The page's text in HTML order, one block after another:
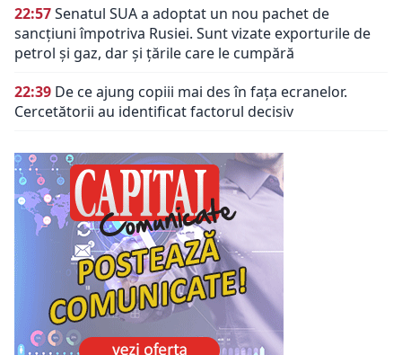
22:57Senatul SUA a adoptat un nou pachet de
sancțiuni împotriva Rusiei. Sunt vizate exporturile de
petrol și gaz, dar și țările care le cumpără
22:39 De ce ajung copiii mai des în fața ecranelor.
Cercetătorii au identificat factorul decisiv